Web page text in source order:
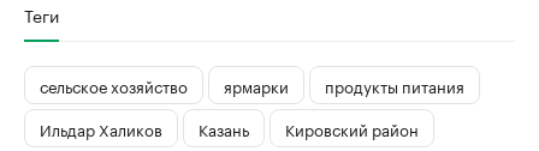
Теги
сельское хозяйство ярмарки
продукты питания
Ильдар Халиков
Казань Кировский район